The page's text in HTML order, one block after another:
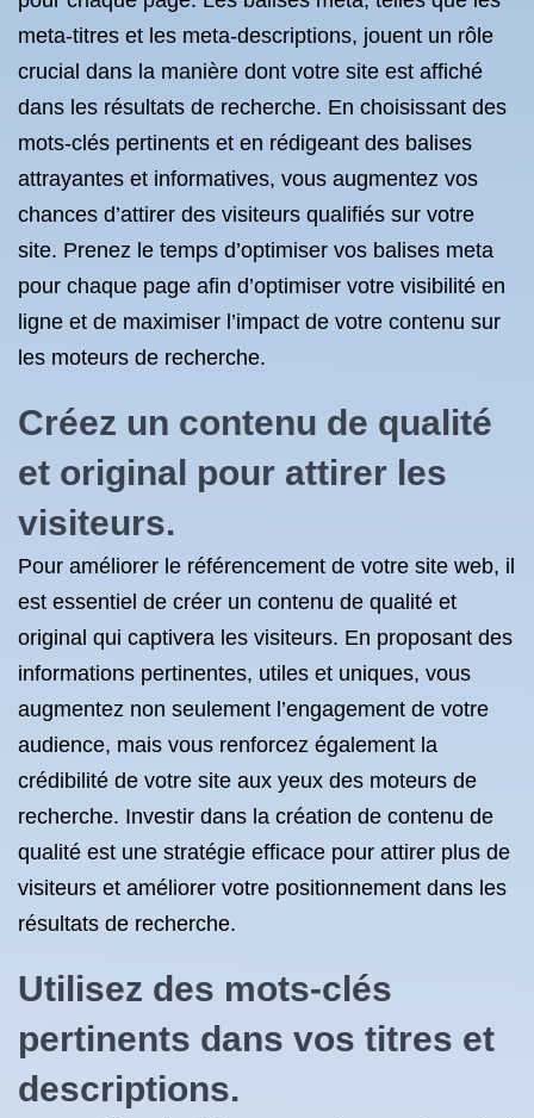
meta-titres et les meta-descriptions, jouent un rôle
crucial dans la manière dont votre site est affiché
dans les résultats de recherche. En choisissant des
mots-clés pertinents et en rédigeant des balises
attrayantes et informatives, vous augmentez vos
chances d’attirer des visiteurs qualifiés sur votre
site. Prenez le temps d’optimiser vos balises meta
pour chaque page afin d’optimiser votre visibilité en
ligne et de maximiser l’impact de votre contenu sur
les moteurs de recherche.
Créez un contenu de qualité
et original pour attirer les
visiteurs.
Pour améliorer le référencement de votre site web, il
est essentiel de créer un contenu de qualité et
original qui captivera les visiteurs. En proposant des
informations pertinentes, utiles et uniques, vous
augmentez non seulement l’engagement de votre
audience, mais vous renforcez également la
crédibilité de votre site aux yeux des moteurs de
recherche. Investir dans la création de contenu de
qualité est une stratégie efficace pour attirer plus de
visiteurs et améliorer votre positionnement dans les
résultats de recherche.
Utilisez des mots-clés
pertinents dans vos titres et
descriptions.